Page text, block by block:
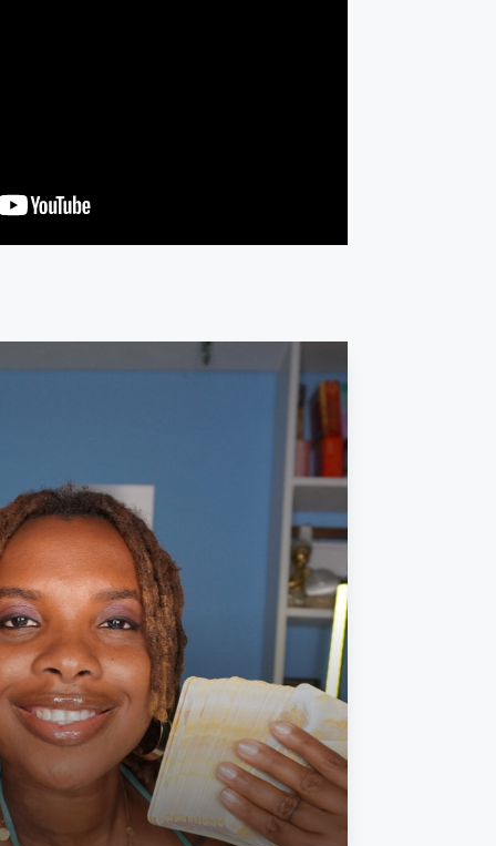
de divinations sont possibles,
le type de Consultation, que vous voulez
Travail, Santé, Finance, Guidance spirituelle,
Autres.
une vidéo enregistrer répondant à toutes vos
questions.
: date de naissance, une photo de vous ou de la
et prénom complet ainsi que toutes vos questions
Après validation de votre commande merci de
m’envoyer toutes les informations a :